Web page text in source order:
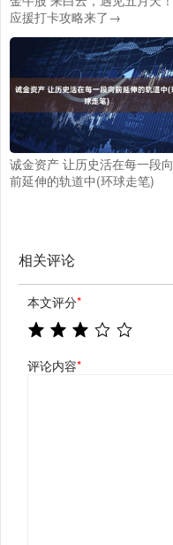
应援打卡攻略来了→
诚金资产 让历史活在每一段向
前延伸的轨道中(环球走笔)
相关评论
本文评分*
评论内容*